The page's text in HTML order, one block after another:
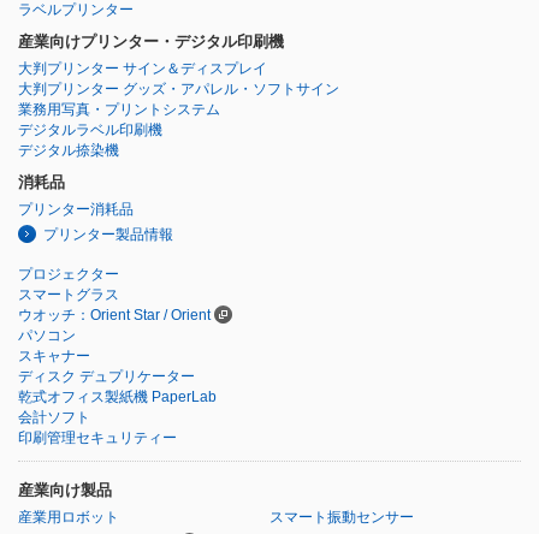
ラベルプリンター
産業向けプリンター・デジタル印刷機
大判プリンター サイン＆ディスプレイ
大判プリンター グッズ・アパレル・ソフトサイン
業務用写真・プリントシステム
デジタルラベル印刷機
デジタル捺染機
消耗品
プリンター消耗品
プリンター製品情報
プロジェクター
スマートグラス
ウオッチ：Orient Star / Orient
パソコン
スキャナー
ディスク デュプリケーター
乾式オフィス製紙機 PaperLab
会計ソフト
印刷管理セキュリティー
産業向け製品
産業用ロボット スマート振動センサー